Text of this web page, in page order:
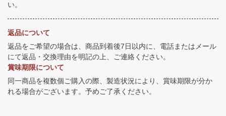
い。
返品について
返品をご希望の場合は、商品到着後7日以内に、電話またはメール
にて返品・交換理由を明記の上、ご連絡ください。
賞味期限について
同一商品を複数個ご購入の際、製造状況により、賞味期限が分か
れる場合がございます。予めご了承ください。